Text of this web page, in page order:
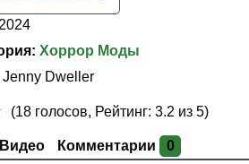
Хоррор Моды
Jenny Dweller
Видео Комментарии 0
(18 голосов, Рейтинг:3.2 из 5)